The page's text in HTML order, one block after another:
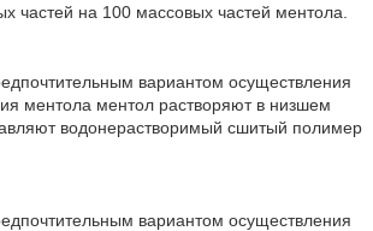
частей на 100 массовых частей ментола.
вариантом осуществления
ментола ментол растворяют в низшем
водонерастворимый сшитый полимер
вариантом осуществления